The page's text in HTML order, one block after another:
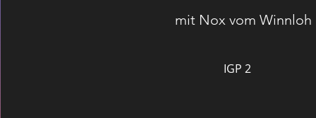
mit Nox vom Winnloh
IGP 2